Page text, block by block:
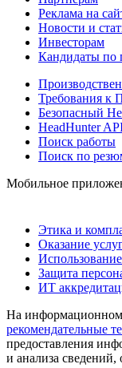
Реклама на
Новости и
Инвесторам
Кандидаты по
Требования к
Безопасный
HeadHunter
Поиск работы
Поиск по
Мобильное
Этика и
Оказание
Защита
ИТ
На информационном
рекомендательные
предоставления
и анализа